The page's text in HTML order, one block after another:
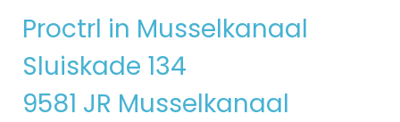
Proctrl in Musselkanaal
Sluiskade 134
9581 JR Musselkanaal